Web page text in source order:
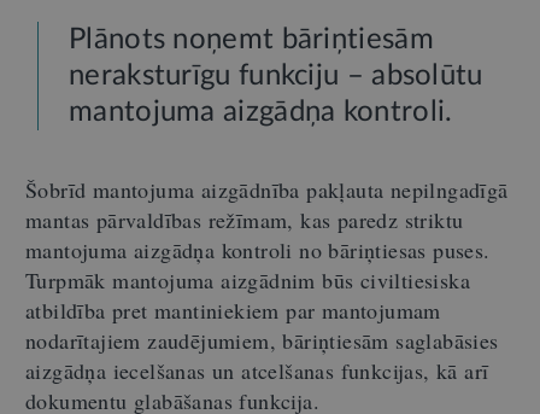
Plānots noņemt bāriņtiesām
neraksturīgu funkciju – absolūtu
mantojuma aizgādņa kontroli.
Šobrīd mantojuma aizgādnība pakļauta nepilngadīgā
mantas pārvaldības režīmam, kas paredz striktu
mantojuma aizgādņa kontroli no bāriņtiesas puses.
Turpmāk mantojuma aizgādnim būs civiltiesiska
atbildība pret mantiniekiem par mantojumam
nodarītajiem zaudējumiem, bāriņtiesām saglabāsies
aizgādņa iecelšanas un atcelšanas funkcijas, kā arī
dokumentu glabāšanas funkcija.